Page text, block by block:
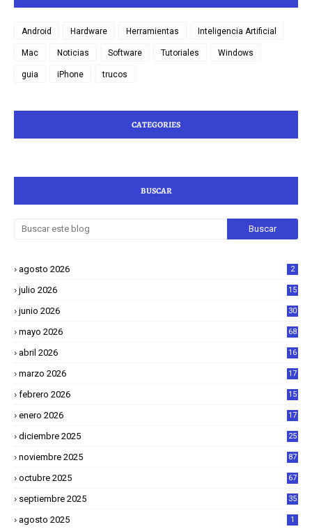
Android Hardware Herramientas Inteligencia Artificial
Mac Noticias Software Tutoriales Windows
guia iPhone trucos
CATEGORIES
BUSCAR
agosto 2026 2
julio 2026 15
junio 2026 30
mayo 2026 68
abril 2026
16
marzo 2026
17
febrero 2026
15
enero 2026
17
diciembre 2025
25
noviembre 2025 87
octubre 2025 67
septiembre 2025 35
agosto 2025 1